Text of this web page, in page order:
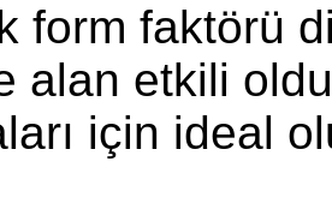
form faktörü
alan etkili
için ideal